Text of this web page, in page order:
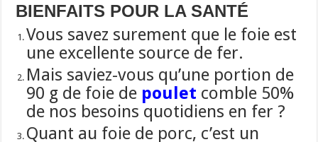
BIENFAITS POUR LA SANTÉ
Vous savez surement que le foie est
une excellente source de fer.
Mais saviez-vous qu’une portion de
90 g de foie de poulet comble 50%
de nos besoins quotidiens en fer ?
Quant au foie de porc, c’est un